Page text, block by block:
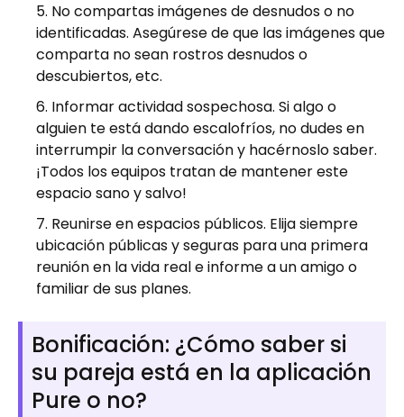
No compartas imágenes de desnudos o no
identificadas. Asegúrese de que las imágenes que
comparta no sean rostros desnudos o
descubiertos, etc.
Informar actividad sospechosa. Si algo o
alguien te está dando escalofríos, no dudes en
interrumpir la conversación y hacérnoslo saber.
¡Todos los equipos tratan de mantener este
espacio sano y salvo!
Reunirse en espacios públicos. Elija siempre
ubicación públicas y seguras para una primera
reunión en la vida real e informe a un amigo o
familiar de sus planes.
Bonificación: ¿Cómo saber si
su pareja está en la aplicación
Pure o no?